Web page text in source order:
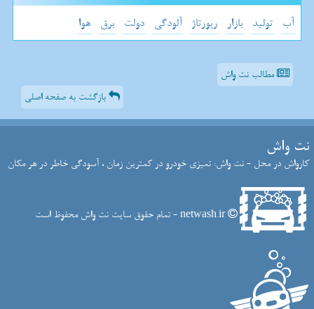
آب تولید بازار رپورتاژ آلودگی دولت برق هوا
مطالب نت واش
بازگشت به صفحه اصلی
نت واش
کارواش در محل - نت واش: تمیزی خودرو در کمترین زمان ، آسودگی خاطر در هر مکان
netwash.ir - تمام حقوق سایت نت واش محفوظ است